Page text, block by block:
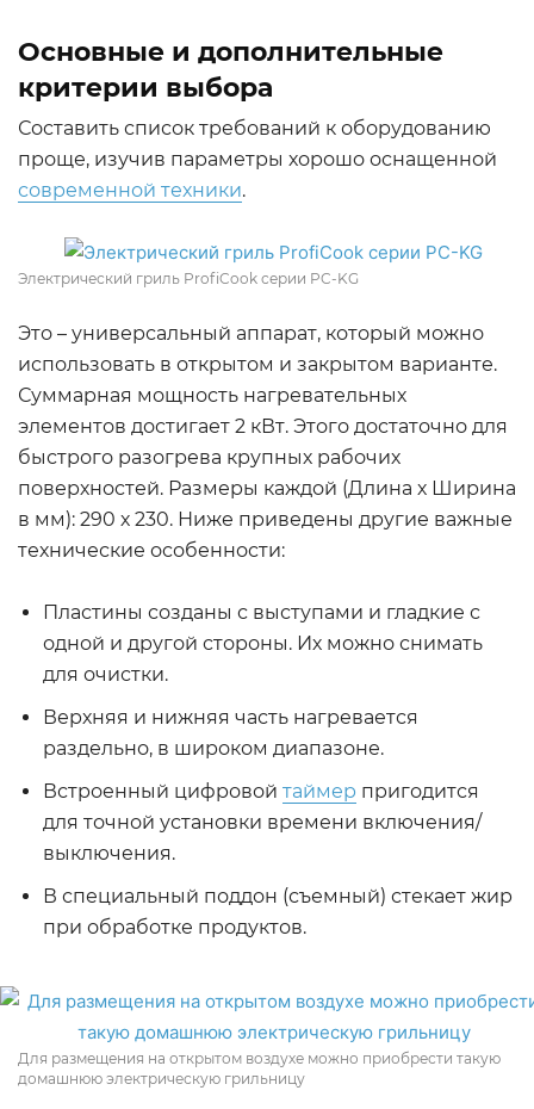
Основные и дополнительные
критерии выбора
Составить список требований к оборудованию
проще, изучив параметры хорошо оснащенной
современной техники.
Электрический гриль ProfiCook серии PC-KG
Это – универсальный аппарат, который можно
использовать в открытом и закрытом варианте.
Суммарная мощность нагревательных
элементов достигает 2 кВт. Этого достаточно для
быстрого разогрева крупных рабочих
поверхностей. Размеры каждой (Длина х Ширина
в мм): 290 х 230. Ниже приведены другие важные
технические особенности:
Пластины созданы с выступами и гладкие с
одной и другой стороны. Их можно снимать
для очистки.
Верхняя и нижняя часть нагревается
раздельно, в широком диапазоне.
Встроенный цифровой таймер пригодится
для точной установки времени включения/
выключения.
В специальный поддон (съемный) стекает жир
при обработке продуктов.
Для размещения на открытом воздухе можно приобрести такую
домашнюю электрическую грильницу